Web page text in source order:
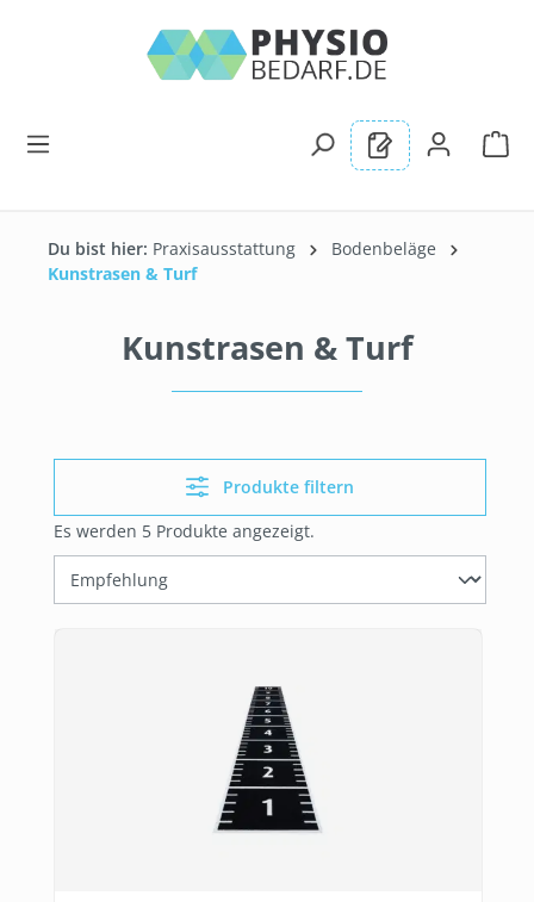
Du bist hier: Praxisausstattung
Bodenbeläge
Kunstrasen & Turf
Kunstrasen & Turf
Produkte filtern
Es werden 5 Produkte angezeigt.